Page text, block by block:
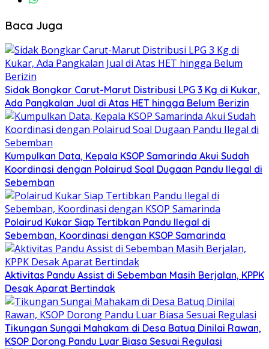
Baca Juga
Sidak Bongkar Carut-Marut Distribusi LPG 3 Kg di Kukar,
Ada Pangkalan Jual di Atas HET hingga Belum Berizin
Kumpulkan Data, Kepala KSOP Samarinda Akui Sudah
Koordinasi dengan Polairud Soal Dugaan Pandu Ilegal di
Sebemban
Polairud Kukar Siap Tertibkan Pandu Ilegal di
Sebemban, Koordinasi dengan KSOP Samarinda
Aktivitas Pandu Assist di Sebemban Masih Berjalan, KPPK
Desak Aparat Bertindak
Tikungan Sungai Mahakam di Desa Batuq Dinilai Rawan,
KSOP Dorong Pandu Luar Biasa Sesuai Regulasi